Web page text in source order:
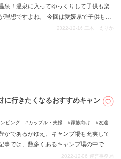
泉！温泉に入ってゆっくりして子供も楽
理想ですよね。 今回は愛媛県で子供も大
元民のおすすめスポットをご紹介しま
2022-12-16 二木 えりか
に行きたくなるおすすめキャン
ピング カップル・夫婦 家族向け
友達向
かであるがゆえ、キャンプ場も充実して
事では、数多くあるキャンプ場の中で、
なるキャンプ場を激選してみましたの
2022-12-06 運営事務局